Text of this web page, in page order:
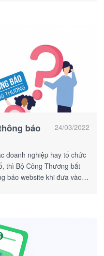
24/03/2022
báo
doanh nghiệp hay tổ chức
thì Bộ Công Thương bắt
báo website khi đưa vào